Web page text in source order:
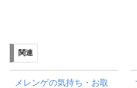
関連
メレンゲの気持ち・お取